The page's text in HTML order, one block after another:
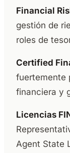
Financial
gestión de
roles de
Certified
fuertemente
financiera y
Licencias
Agent State